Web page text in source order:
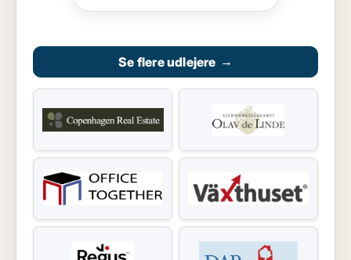
Se flere udlejere →